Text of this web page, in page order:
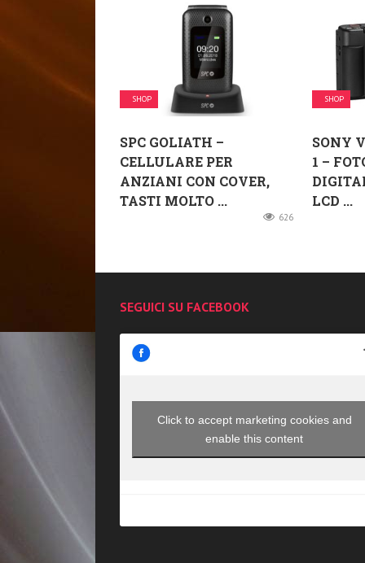
SHOP
SPC GOLIATH –
CELLULARE PER
ANZIANI CON COVER,
TASTI MOLTO ...
626
SHOP
SONY
1 –
LCD ...
SEGUICI SU FACEBOOK
Click to accept marketing cookies and
enable this content